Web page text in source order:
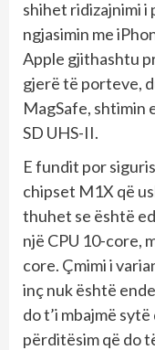
shihet ridizajnimi i
ngjasimin me
Apple gjithashtu
gjerë të porteve,
MagSafe, shtimin
SD UHS-II.
E fundit por
chipset M1X që
thuhet se është
një CPU 10-core,
core. Çmimi i
inç nuk është
do t’i mbajmë
përditësim që do